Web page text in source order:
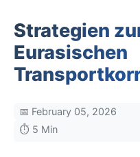
Strategien
Eurasischen
📅 February 05, 2026
⏱️ 5 Min